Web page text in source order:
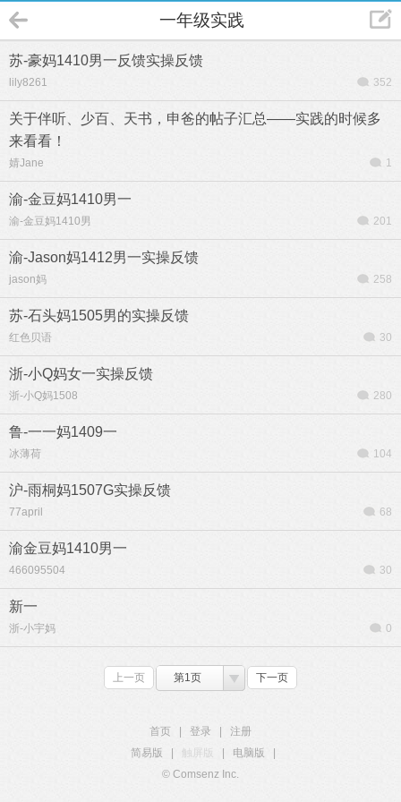
一年级实践
苏-豪妈1410男一反馈实操反馈
lily8261 352
关于伴听、少百、天书，申爸的帖子汇总——实践的时候多
来看看！
婧Jane 1
渝-金豆妈1410男一
渝-金豆妈1410男 201
渝-Jason妈1412男一实操反馈
jason妈 258
苏-石头妈1505男的实操反馈
红色贝语 30
浙-小Q妈女一实操反馈
浙-小Q妈1508 280
鲁-一一妈1409一
冰薄荷 104
沪-雨桐妈1507G实操反馈
77april 68
渝金豆妈1410男一
466095504 30
新一
浙-小宇妈 0
上一页 第1页 下一页
首页 登录
注册
简易版
触屏版 电脑版
© Comsenz Inc.